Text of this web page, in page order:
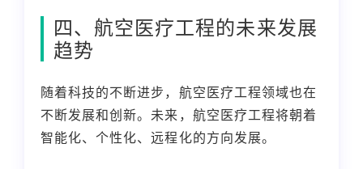
四、航空医疗工程的未来发展
趋势
随着科技的不断进步，航空医疗工程领域也在
不断发展和创新。未来，航空医疗工程将朝着
智能化、个性化、远程化的方向发展。